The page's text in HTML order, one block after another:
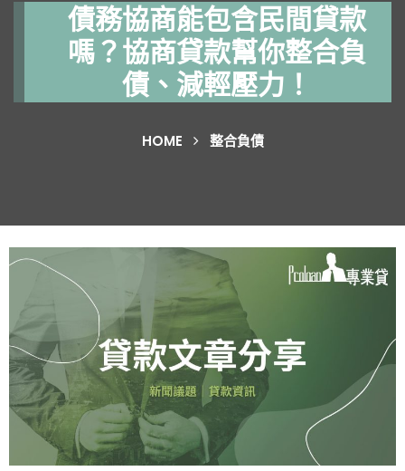
債務協商能包含民間貸款
嗎？協商貸款幫你整合負
債、減輕壓力！
HOME 整合負債